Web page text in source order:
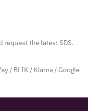
request the latest SDS.
/ BLIK / Klarna / Google